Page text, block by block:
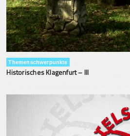
Themenschwerpunkte
Historisches Klagenfurt – III